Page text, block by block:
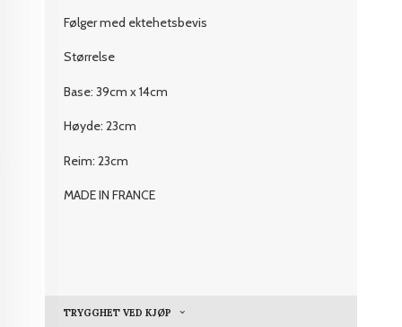
Følger med ektehetsbevis
Størrelse
Base: 39cm x 14cm
Høyde: 23cm
Reim: 23cm
MADE IN FRANCE
TRYGGHET VED KJØP